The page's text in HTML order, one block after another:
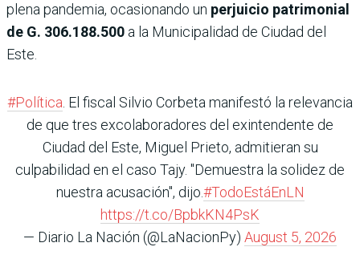
plena pandemia, ocasionando un perjuicio patrimonial
de G. 306.188.500 a la Municipalidad de Ciudad del
Este.
#Política . El fiscal Silvio Corbeta manifestó la relevancia
de que tres excolaboradores del exintendente de
Ciudad del Este, Miguel Prieto, admitieran su
culpabilidad en el caso Tajy. "Demuestra la solidez de
nuestra acusación", dijo.#TodoEstáEnLN
https://t.co/BpbkKN4PsK
— Diario La Nación (@LaNacionPy) August 5, 2026